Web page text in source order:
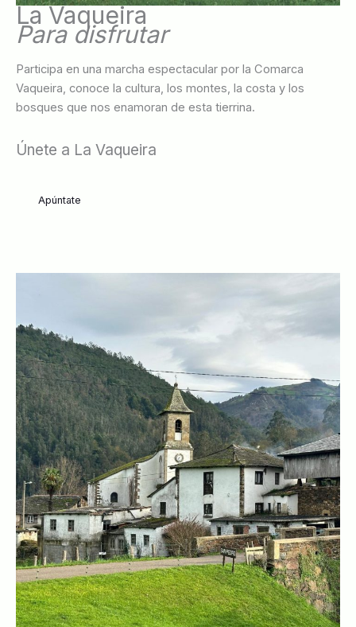
La Vaqueira
Para disfrutar
Participa en una marcha espectacular por la Comarca
Vaqueira, conoce la cultura, los montes, la costa y los
bosques que nos enamoran de esta tierrina.
Únete a La Vaqueira
Apúntate